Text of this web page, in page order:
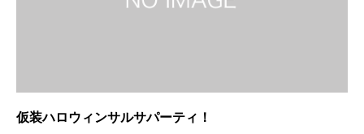
仮装ハロウィンサルサパーティ！